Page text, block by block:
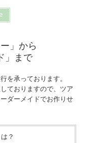
」から
」まで
を承っております。
ておりますので、ツア
ダーメイドでお作りせ
？